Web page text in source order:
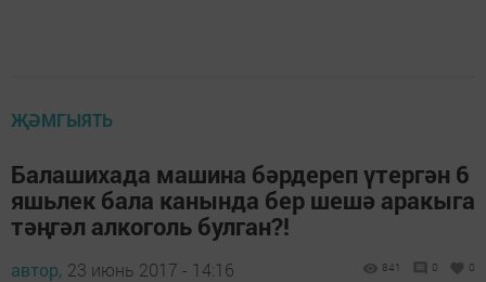
ҖӘМГЫЯТЬ
Балашихада машина бәрдереп үтергән 6
яшьлек бала канында бер шешә аракыга
тәңгәл алкоголь булган?!
автор, 23 июнь 2017 - 14:16 841 0 0